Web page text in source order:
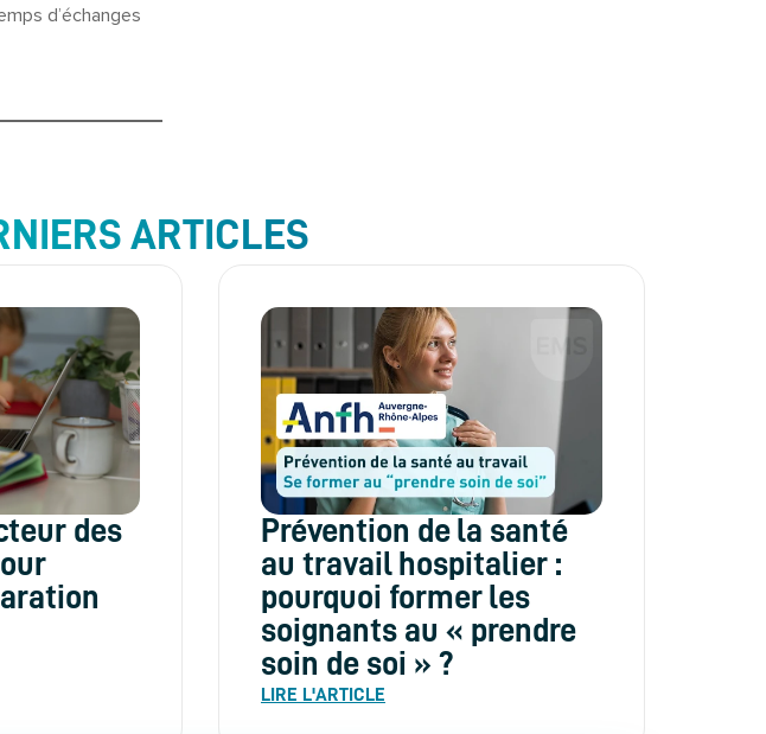
d’échanges
ARTICLES
des
Prévention de la santé
au travail hospitalier :
pourquoi former les
soignants au « prendre
soin de soi » ?
LIRE L'ARTICLE